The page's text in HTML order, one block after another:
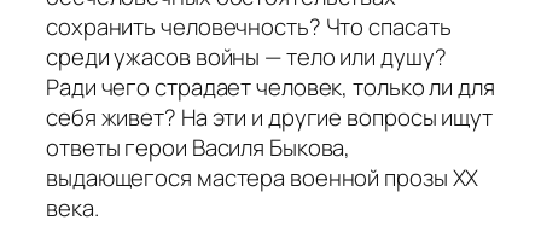
сохранить человечность? Что спасать
среди ужасов войны — тело или душу?
Ради чего страдает человек, только ли для
себя живет? На эти и другие вопросы ищут
ответы герои Василя Быкова,
выдающегося мастера военной прозы XX
века.